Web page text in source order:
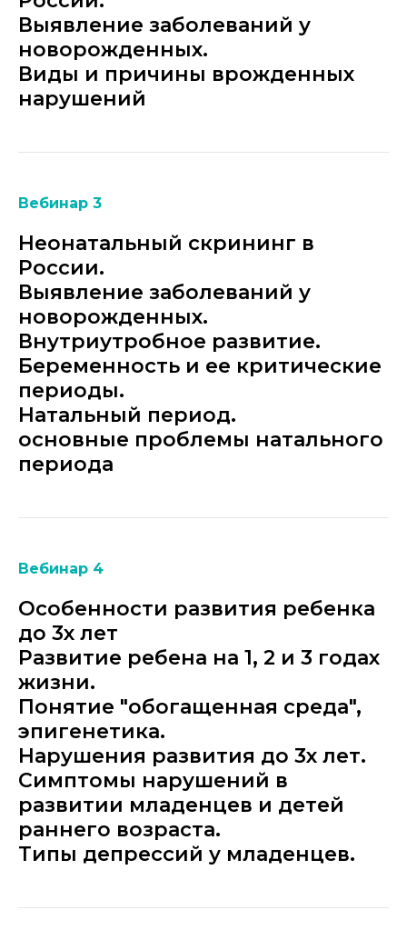
Выявление заболеваний у
новорожденных.
Виды и причины врожденных
нарушений
Вебинар 3
Неонатальный скрининг в
России.
Выявление заболеваний у
новорожденных.
Внутриутробное развитие.
Беременность и ее критические
периоды.
Натальный период.
основные проблемы натального
периода
Вебинар 4
Особенности развития ребенка
до 3х лет
Развитие ребена на 1, 2 и 3 годах
жизни.
Понятие "обогащенная среда",
эпигенетика.
Нарушения развития до 3х лет.
Симптомы нарушений в
развитии младенцев и детей
раннего возраста.
Типы депрессий у младенцев.